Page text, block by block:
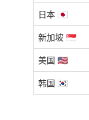
日本 🇯🇵
新加坡 🇸🇬
美国 🇺🇸
韩国 🇰🇷